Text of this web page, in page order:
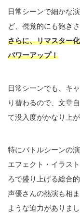
日常シーンで細かな
ど、視覚的にも飽きさ
さらに、リマスター
パワーアップ！
日常シーンでも、キ
り替わるので、文章
て没入度がかなり上が
特にバトルシーンの
エフェクト・イラス
ろで盛り上げる総合
声優さんの熱演も相
ような迫力がありまし